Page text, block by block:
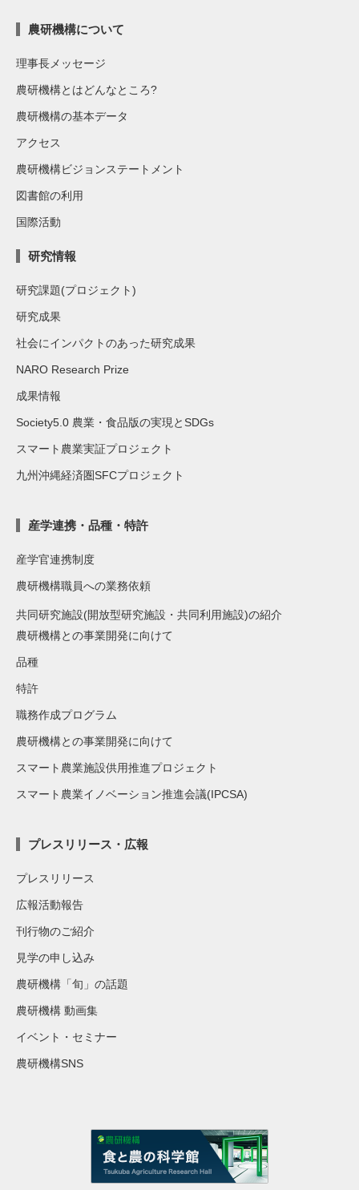
農研機構について
理事長メッセージ
農研機構とはどんなところ?
農研機構の基本データ
アクセス
農研機構ビジョンステートメント
図書館の利用
国際活動
研究情報
研究課題(プロジェクト)
研究成果
社会にインパクトのあった研究成果
NARO Research Prize
成果情報
Society5.0 農業・食品版の実現とSDGs
スマート農業実証プロジェクト
九州沖縄経済圏SFCプロジェクト
産学連携・品種・特許
産学官連携制度
農研機構職員への業務依頼
共同研究施設(開放型研究施設・共同利用施設)の紹介
農研機構との事業開発に向けて
品種
特許
職務作成プログラム
農研機構との事業開発に向けて
スマート農業施設供用推進プロジェクト
スマート農業イノベーション推進会議(IPCSA)
プレスリリース・広報
プレスリリース
広報活動報告
刊行物のご紹介
見学の申し込み
農研機構「旬」の話題
農研機構 動画集
イベント・セミナー
農研機構SNS